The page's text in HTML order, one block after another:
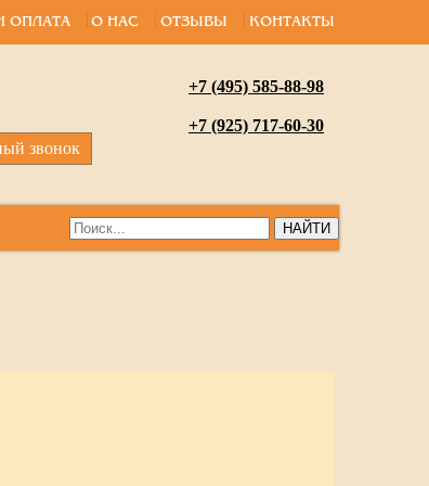
ОПЛАТА О НАС ОТЗЫВЫ КОНТАКТЫ
+7 (495) 585-88-98
+7 (925) 717-60-30
звонок
НАЙТИ